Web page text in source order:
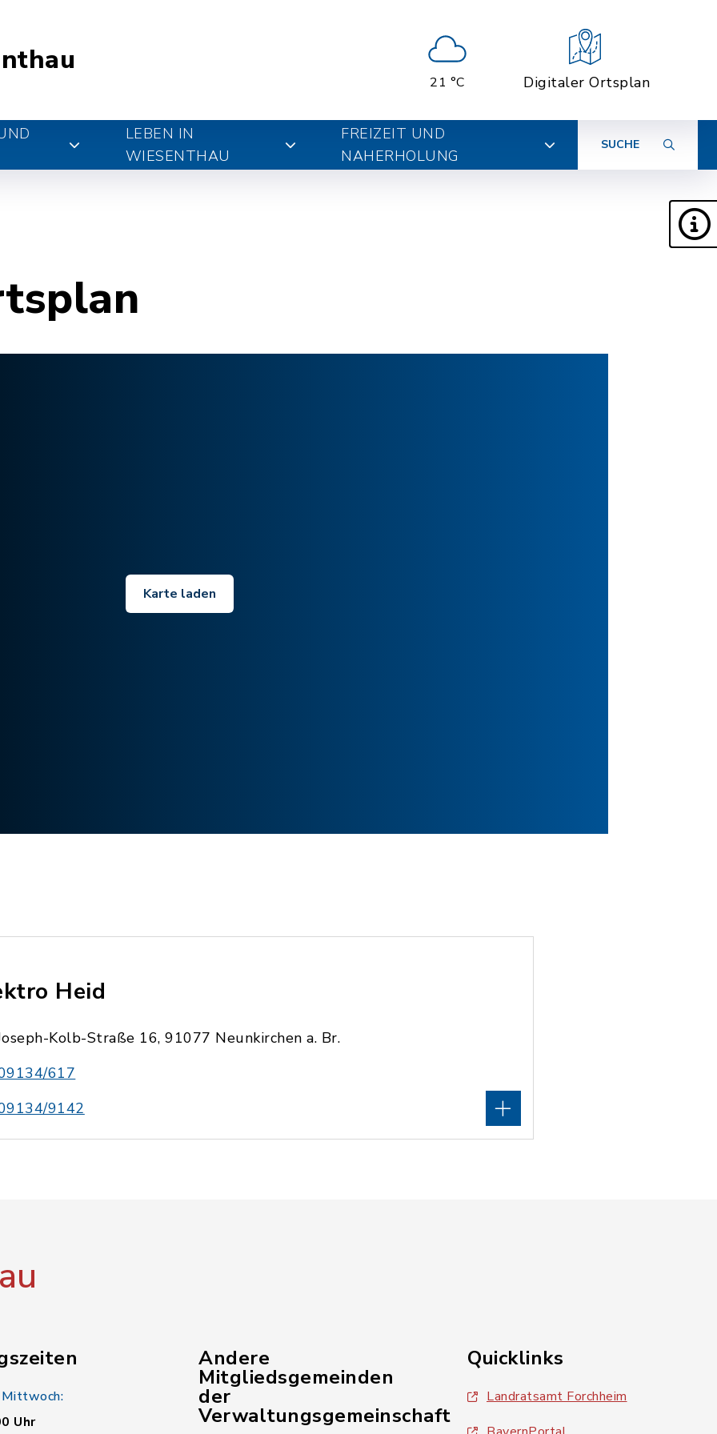
21 °C Digitaler Ortsplan
LEBEN IN
WIESENTHAU
FREIZEIT UND
NAHERHOLUNG
SUCHE
Karte laden
Heid
Kolb-Straße 16, 91077 Neunkirchen a. Br.
617
9142
Uhr
Andere
Mitgliedsgemeinden
der
Verwaltungsgemeinschaft
Quicklinks
Landratsamt Forchheim